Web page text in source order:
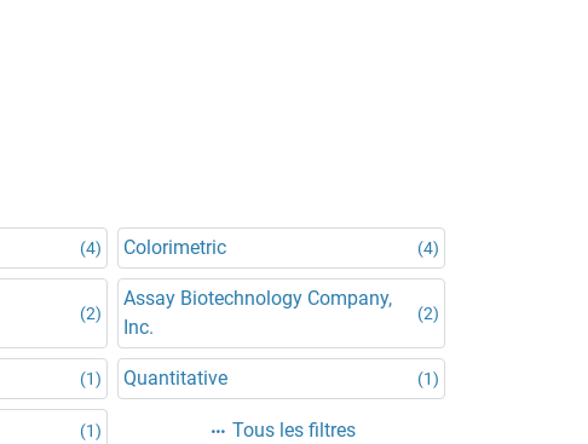
(4) Colorimetric (4)
(2)
Assay Biotechnology Company,
Inc.
(2)
(1) Quantitative (1)
(1) Tous les filtres